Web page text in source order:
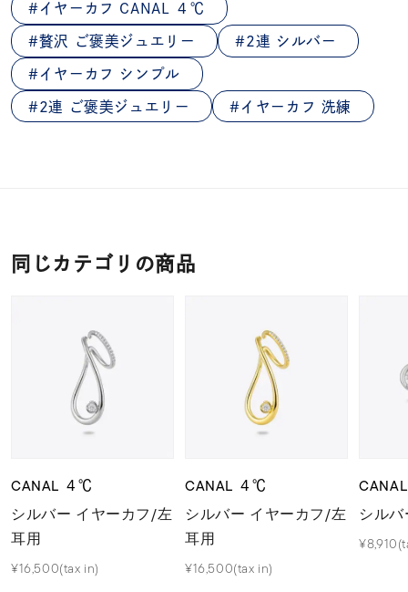
イヤーカフ CANAL ４℃
贅沢 ご褒美ジュエリー 2連 シルバー
イヤーカフ シンプル
2連 ご褒美ジュエリー イヤーカフ 洗練
同じカテゴリの商品
CANAL ４℃
シルバー イヤーカフ/左
耳用
¥16,500(tax in)
CANAL ４℃
シルバー イヤーカフ/左
耳用
¥16,500(tax in)
シル